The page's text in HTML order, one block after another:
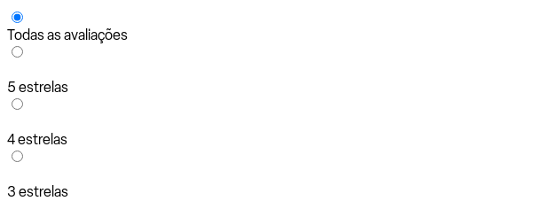
Todas as avaliações
5 estrelas
4 estrelas
3 estrelas